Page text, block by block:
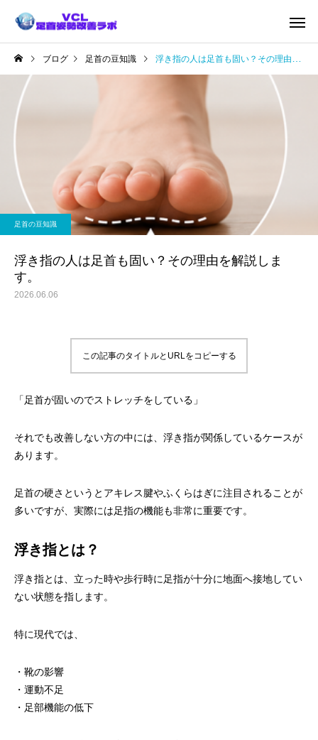
ブログ 足首の豆知識 浮き指の人は足首も固い？その理由を解説します。
足首の豆知識
浮き指の人は足首も固い？その理由を解説しま
す。
2026.06.06
この記事のタイトルとURLをコピーする
「足首が固いのでストレッチをしている」
それでも改善しない方の中には、浮き指が関係しているケースが
あります。
足首の硬さというとアキレス腱やふくらはぎに注目されることが
多いですが、実際には足指の機能も非常に重要です。
浮き指とは？
浮き指とは、立った時や歩行時に足指が十分に地面へ接地してい
ない状態を指します。
特に現代では、
・靴の影響
・運動不足
・足部機能の低下